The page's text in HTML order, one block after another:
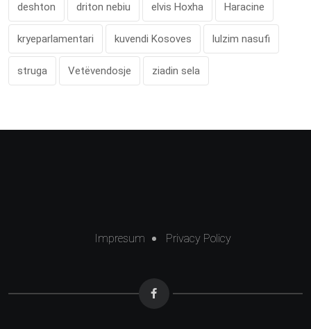
deshton driton nebiu elvis Hoxha Haracine
kryeparlamentari kuvendi Kosoves lulzim nasufi
struga Vetëvendosje ziadin sela
Impresum Privacy Policy